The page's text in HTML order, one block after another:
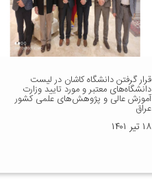
قرار گرفتن دانشگاه کاشان در لیست
دانشگاه‌های معتبر و مورد تایید وزارت
آموزش عالی و پژوهش‌های علمی کشور
عراق
۱۸ تیر ۱۴۰۱